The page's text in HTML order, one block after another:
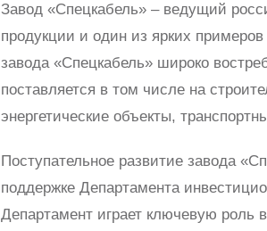
Завод «Спецкабель» – ведущий
продукции и один из ярких
завода «Спецкабель» широко
поставляется в том числе на
энергетические объекты,
Поступательное развитие завода
поддержке Департамента
Департамент играет ключевую роль